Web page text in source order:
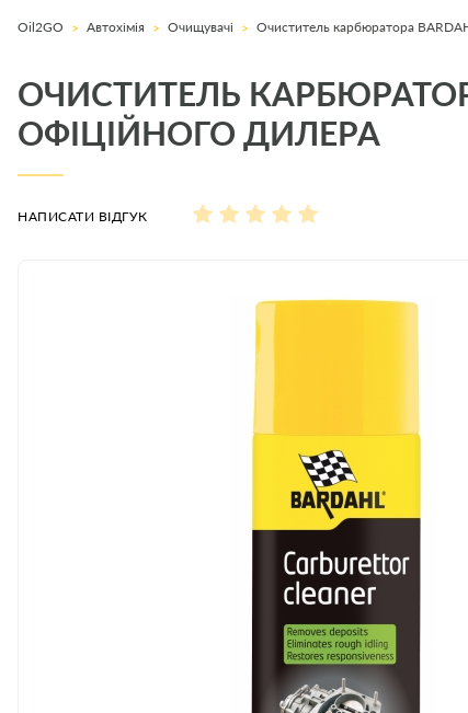
Oil2GO Автохімія Очищувачі Очиститель карбюратора
ОЧИСТИТЕЛЬ КАРБЮРАТОРА
ОФІЦІЙНОГО ДИЛЕРА
НАПИСАТИ ВІДГУК